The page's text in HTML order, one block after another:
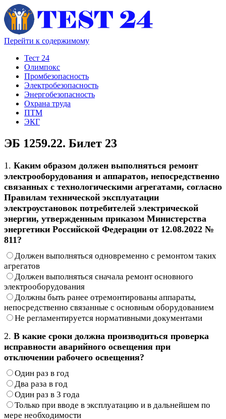
Перейти к содержимому
Тест 24
Олимпокс
Промбезопасность
Электробезопасность
Энергобезопасность
Охрана труда
ПТМ
ЭКГ
ЭБ 1259.22. Билет 23
1. Каким образом должен выполняться ремонт
электрооборудования и аппаратов, непосредственно
связанных с технологическими агрегатами, согласно
Правилам технической эксплуатации
электроустановок потребителей электрической
энергии, утвержденным приказом Министерства
энергетики Российской Федерации от 12.08.2022 №
811?
Должен выполняться одновременно с ремонтом таких
агрегатов
Должен выполняться сначала ремонт основного
электрооборудования
Должны быть ранее отремонтированы аппараты,
непосредственно связанные с основным оборудованием
Не регламентируется нормативными документами
2. В какие сроки должна производиться проверка
исправности аварийного освещения при
отключении рабочего освещения?
Один раз в год
Два раза в год
Один раз в 3 года
Только при вводе в эксплуатацию и в дальнейшем по
мере необходимости